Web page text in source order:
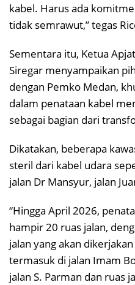
kabel. Harus ada
tidak semrawut,” tegas
Sementara itu, Ketua
Siregar menyampaikan
dengan Pemko Medan,
dalam penataan kabel
sebagai bagian dari
Dikatakan, beberapa
steril dari kabel udara
jalan Dr Mansyur, jalan
“Hingga April 2026,
hampir 20 ruas jalan,
jalan yang akan
termasuk di jalan Imam
jalan S. Parman dan ruas